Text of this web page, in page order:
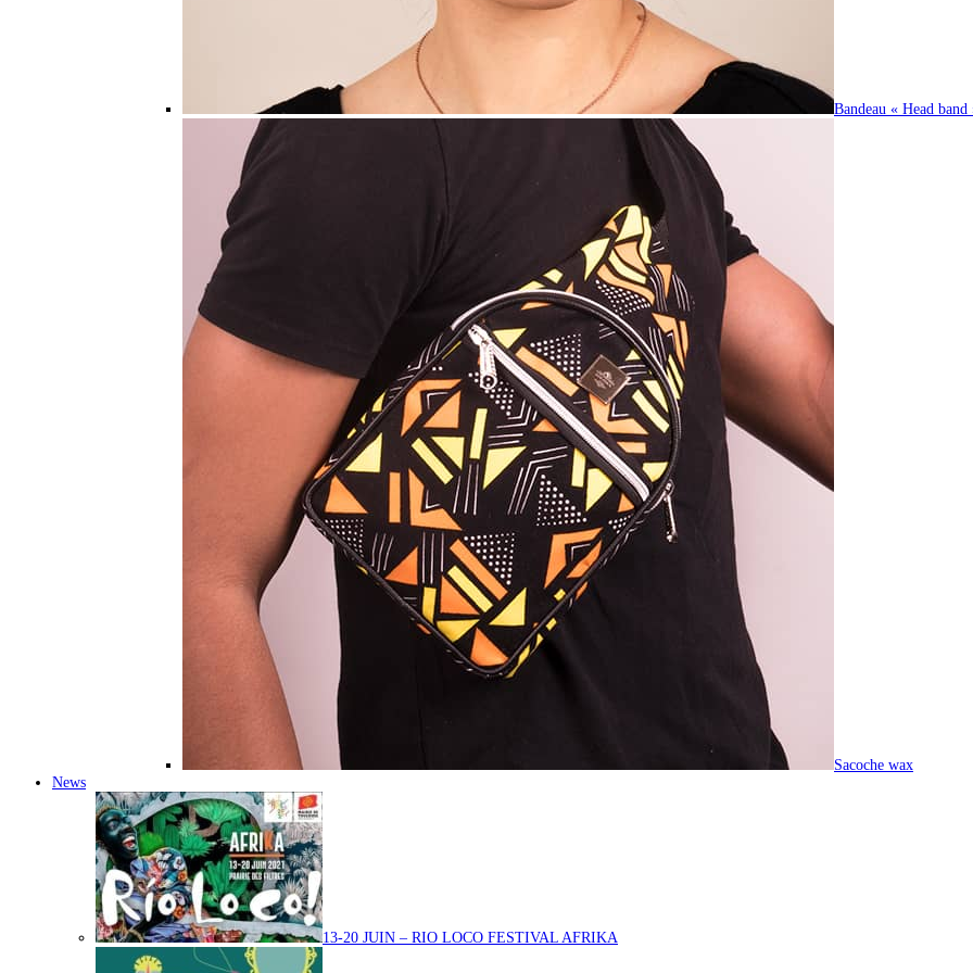
Bandeau « Head band
Sacoche wax
News
13-20 JUIN – RIO LOCO FESTIVAL AFRIKA